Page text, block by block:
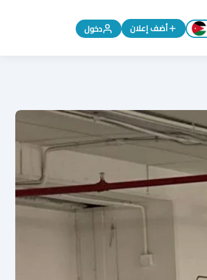
تغيير اللغة إلى الإنجليزية
أضف إعلان دخول